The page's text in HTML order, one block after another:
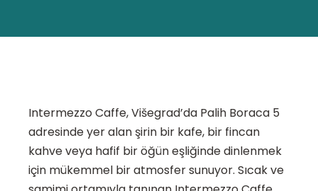
Intermezzo Caffe, Višegrad’da Palih Boraca 5
adresinde yer alan şirin bir kafe, bir fincan
kahve veya hafif bir öğün eşliğinde dinlenmek
için mükemmel bir atmosfer sunuyor. Sıcak ve